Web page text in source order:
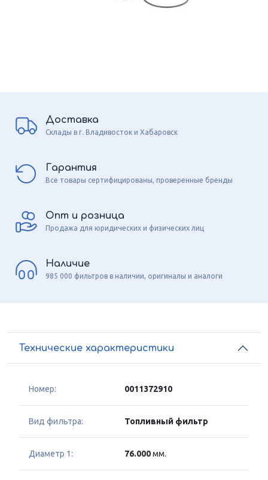
Доставка
Склады в г. Владивосток и Хабаровск
Гарантия
Все товары сертифицированы, проверенные бренды
Опт и розница
Продажа для юридических и физических лиц
Наличие
985 000 фильтров в наличии, оригиналы и аналоги
Технические характеристики
Номер: 0011372910
Вид фильтра: Топливный фильтр
Диаметр 1: 76.000мм.